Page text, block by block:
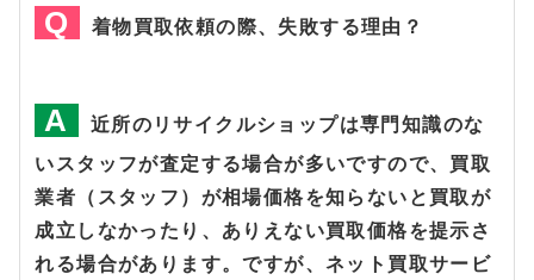
着物買取依頼の際、失敗する理由？
近所のリサイクルショップは専門知識のな
いスタッフが査定する場合が多いですので、買取
業者（スタッフ）が相場価格を知らないと買取が
成立しなかったり、ありえない買取価格を提示さ
れる場合があります。ですが、ネット買取サービ